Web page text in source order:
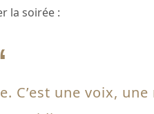
la soirée :
C’est une voix,